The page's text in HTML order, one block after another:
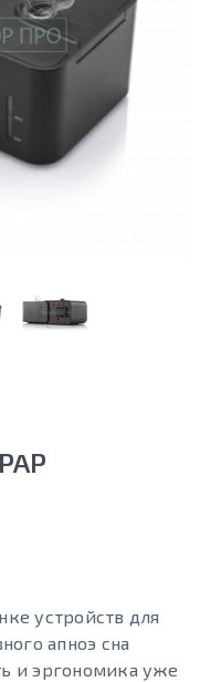
устройств для
апноэ сна
и эргономика уже